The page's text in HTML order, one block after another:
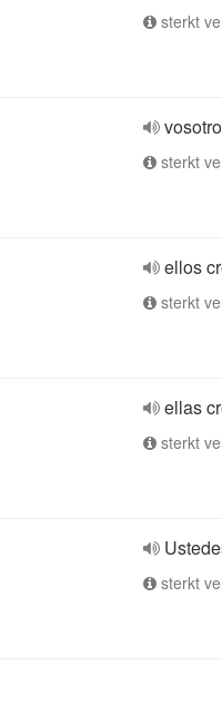
sterkt
sterkt
ellos
sterkt
ellas
sterkt
sterkt